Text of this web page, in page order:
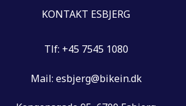
KONTAKT ESBJERG
Tlf: +45 7545 1080
Mail: esbjerg@bikein.dk